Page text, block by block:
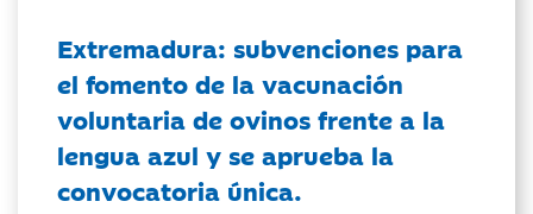
Extremadura: subvenciones para
el fomento de la vacunación
voluntaria de ovinos frente a la
lengua azul y se aprueba la
convocatoria única.